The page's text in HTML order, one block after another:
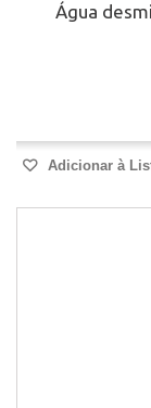
Água
Adicionar à